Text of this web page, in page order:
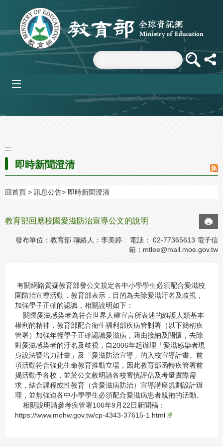
跳到主要內容區塊
:::
即時新聞澄清
回首頁 訊息公告 即時新聞澄清
教育部回應校園愛滋防治宣導公文的說明
發布單位：教育部 聯絡人：李美婷 電話： 02-77365613 電子信
箱： mtlee@mail.moe.gov.tw
有關網路質疑教育部發公文規定各中小學學生必須配合愛滋校
園防治宣導活動，教育部表示，目的為去除愛滋汙名及歧視，
加強學子正確的認識，相關說明如下：
關懷愛滋感染者為符合世界人權宣言所表述的維護人類基本
權利的精神，教育部配合衛生福利部疾病管制署（以下簡稱疾
管署）加強年輕學子正確認識愛滋病，藉由接納及關懷，去除
對愛滋感染者的汙名及歧視，自2006年起辦理「愛滋感染者現
身說法暨培力計畫」及「愛滋防治宣導」的入校宣導計畫。前
項活動符合強化生命教育推動立場，因此教育部函轉疾管署前
揭活動予各校，並於公文敘明請各校審慎評估及考量實際需
求，結合課程或性教育（含愛滋病防治）宣導講座規劃設計辦
理，並無強迫各中小學學生必須配合愛滋病患者親抱的活動。
相關說明請參考疾管署106年9月22日新聞稿：
https://www.mohw.gov.tw/cp-4343-37615-1.html